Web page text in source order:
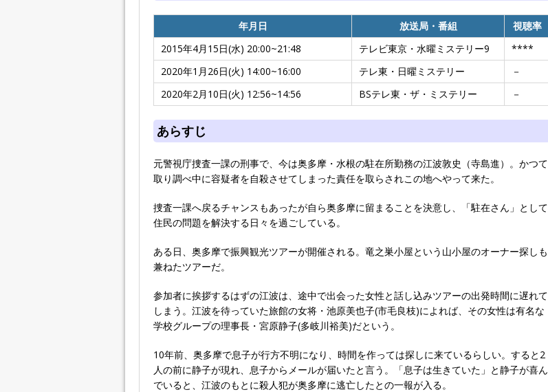
年月日 放送局・番組
視聴率
2015年4月15日(水) 20:00~21:48
テレビ東京・水曜ミステリー9
****
2020年1月26日(火) 14:00~16:00
テレ東・日曜ミステリー
－
2020年2月10日(火) 12:56~14:56
BSテレ東・ザ・ミステリー －
あらすじ
元警視庁捜査一課の刑事で、今は奥多摩・水根の駐在所勤務の江波敦史（寺島進）。かつて
取り調べ中に容疑者を自殺させてしまった責任を取らされこの地へやって来た。
捜査一課へ戻るチャンスもあったが自ら奥多摩に留まることを決意し、「駐在さん」として
住民の問題を解決する日々を過ごしている。
ある日、奥多摩で振興観光ツアーが開催される。竜之巣小屋という山小屋のオーナー探しも
兼ねたツアーだ。
参加者に挨拶するはずの江波は、途中で出会った女性と話し込みツアーの出発時間に遅れて
しまう。江波を待っていた旅館の女将・池原美也子(市毛良枝)によれば、その女性は有名な
学校グループの理事長・宮原静子(多岐川裕美)だという。
10年前、奥多摩で息子が行方不明になり、時間を作っては探しに来ているらしい。すると2
人の前に静子が現れ、息子からメールが届いたと言う。「息子は生きていた」と静子が喜ん
でいると、江波のもとに殺人犯が奥多摩に逃亡したとの一報が入る。